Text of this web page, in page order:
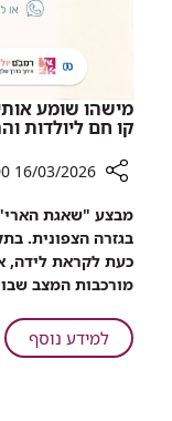
מישהו שומע
קו חם ליולדות
שיתוף
מישהו
שומע
אותי:
הפסיכולוגיות
של
16/03/2026 11:00
מבצע "שאגת
בגזרה הצפונית.
כעת לקראת לידה,
מורכבות המצב
למידע נוסףעל